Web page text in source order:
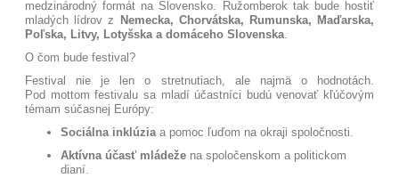
medzinárodný formát na Slovensko. Ružomberok tak bude hostiť
mladých lídrov z
Nemecka, Chorvátska, Rumunska, Maďarska,
Poľska, Litvy, Lotyšska a domáceho Slovenska.
O čom bude festival?
Festival nie je len o stretnutiach, ale najmä o hodnotách.
Pod mottom festivalu sa mladí účastníci budú venovať kľúčovým
témam súčasnej Európy:
Sociálna inklúziaa pomoc ľuďom na okraji spoločnosti.
Aktívna účasť mládeže na spoločenskom a politickom
dianí.